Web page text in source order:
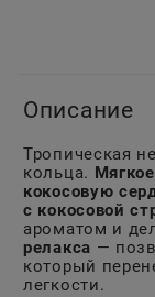
Описание
Тропическая
кольца.
кокосовую
с кокосовой
ароматом и
релакса —
который
легкости.